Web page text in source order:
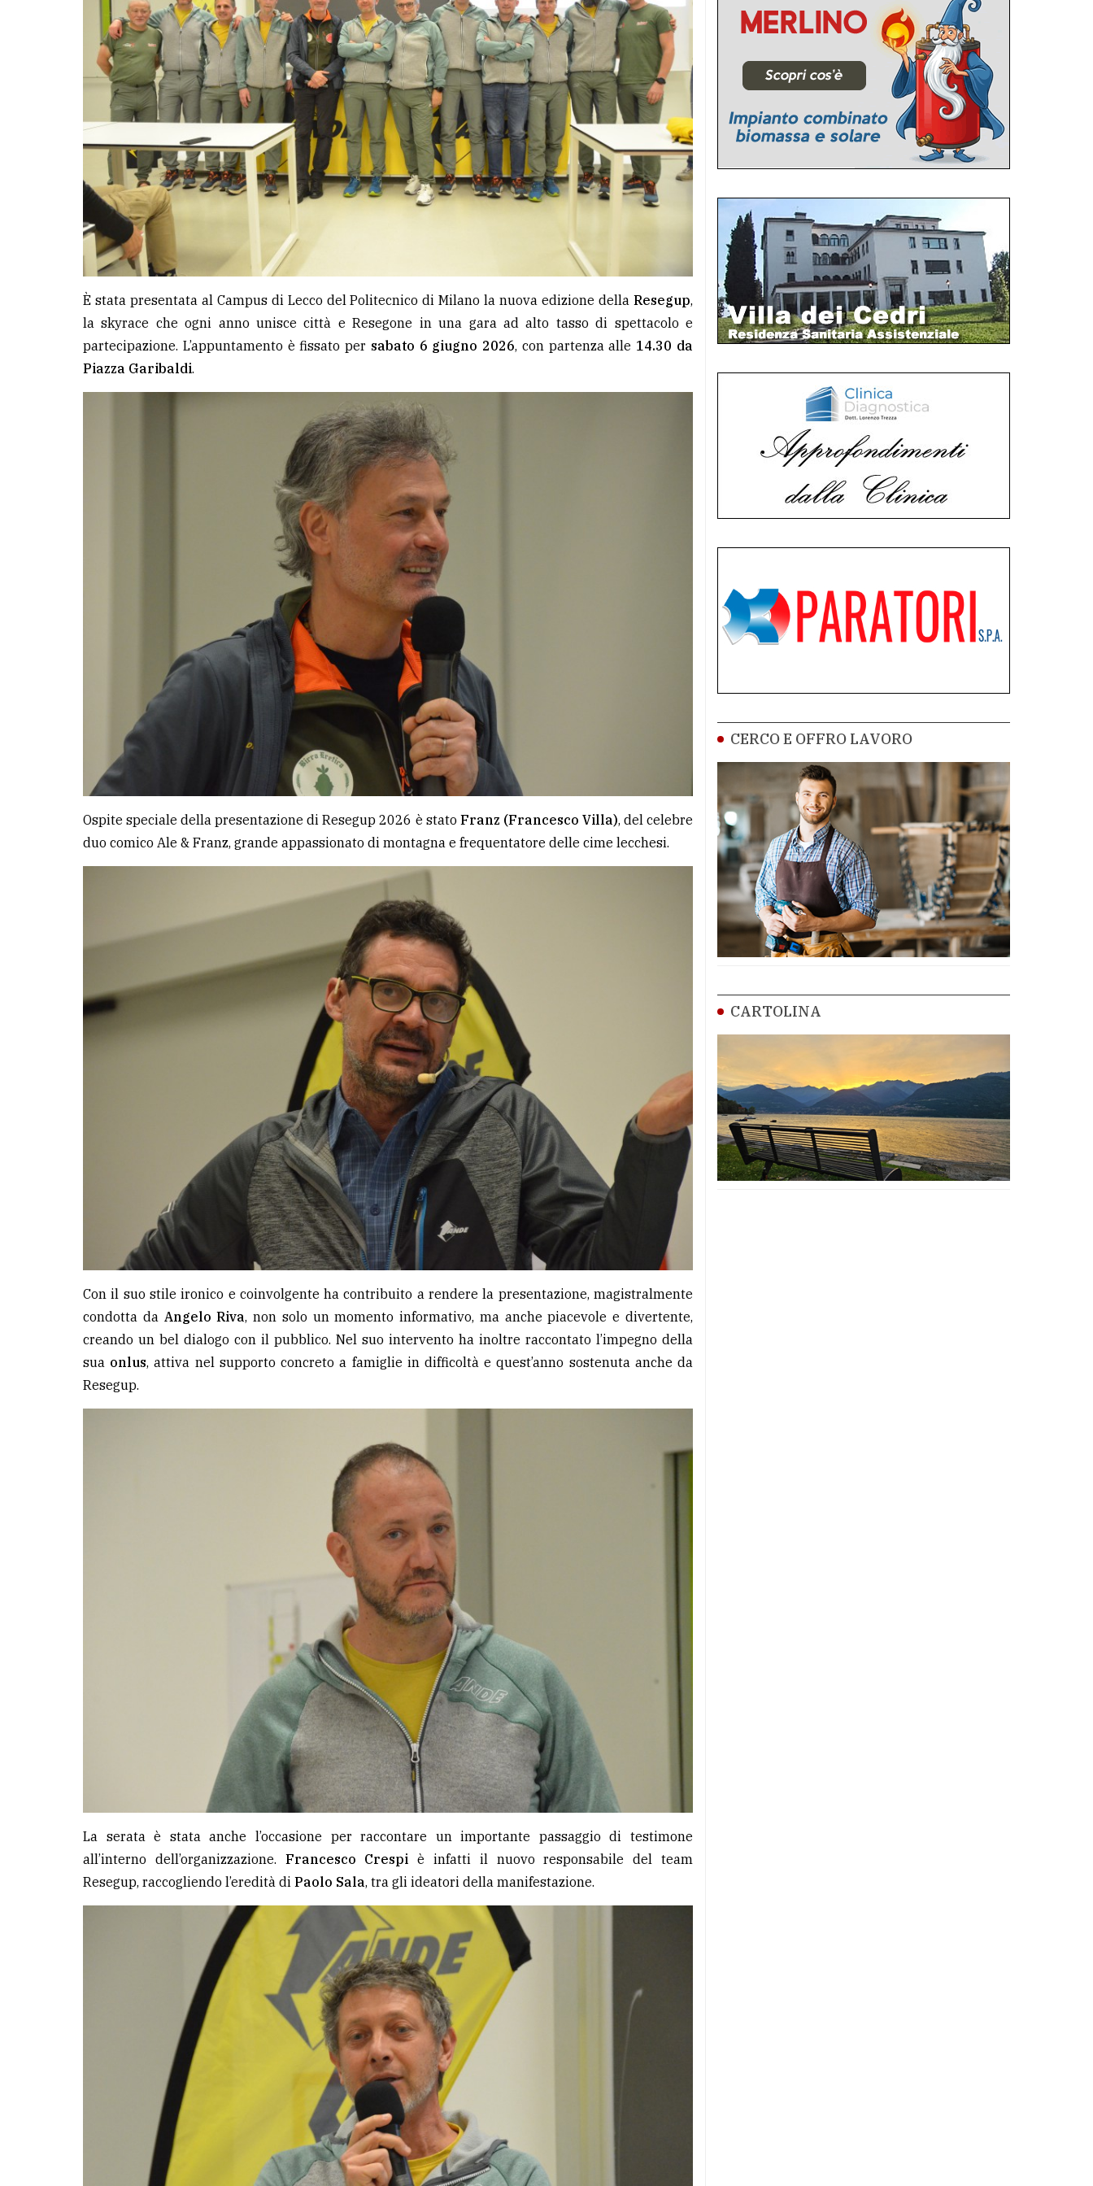
È stata presentata al Campus di Lecco del Politecnico di Milano la nuova edizione della Resegup,
la skyrace che ogni anno unisce città e Resegone in una gara ad alto tasso di spettacolo e
partecipazione. L’appuntamento è fissato per sabato 6 giugno 2026, con partenza alle 14.30 da
Piazza Garibaldi.
Ospite speciale della presentazione di Resegup 2026 è stato Franz (Francesco Villa), del celebre
duo comico Ale & Franz, grande appassionato di montagna e frequentatore delle cime lecchesi.
Con il suo stile ironico e coinvolgente ha contribuito a rendere la presentazione, magistralmente
condotta da Angelo Riva, non solo un momento informativo, ma anche piacevole e divertente,
creando un bel dialogo con il pubblico. Nel suo intervento ha inoltre raccontato l’impegno della
sua onlus, attiva nel supporto concreto a famiglie in difficoltà e quest’anno sostenuta anche da
Resegup.
La serata è stata anche l’occasione per raccontare un importante passaggio di testimone
all’interno dell’organizzazione. Francesco Crespi è infatti il nuovo responsabile del team
Resegup, raccogliendo l’eredità di Paolo Sala, tra gli ideatori della manifestazione.
CERCO E OFFRO LAVORO
CARTOLINA